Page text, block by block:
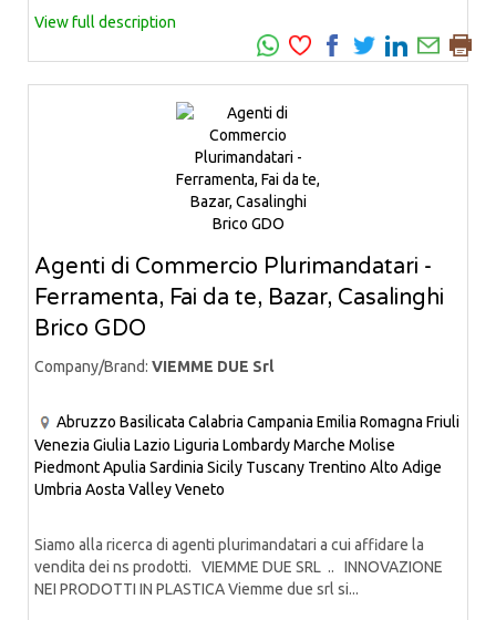
View full description
Agenti di Commercio Plurimandatari -
Ferramenta, Fai da te, Bazar, Casalinghi
Brico GDO
Company/Brand: VIEMME DUE Srl
Abruzzo Basilicata Calabria Campania Emilia Romagna Friuli
Venezia Giulia Lazio Liguria LombardyMarche Molise
PiedmontApulia Sardinia Sicily Tuscany Trentino Alto Adige
Umbria Aosta ValleyVeneto
Siamo alla ricerca di agenti plurimandatari a cui affidare la
vendita dei ns prodotti. VIEMME DUE SRL .. INNOVAZIONE
NEI PRODOTTI IN PLASTICA Viemme due srl si...